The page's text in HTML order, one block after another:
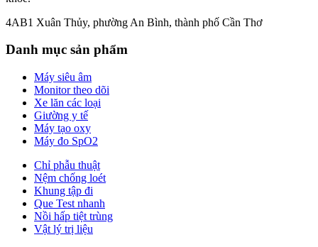
4AB1 Xuân Thủy, phường An Bình, thành phố Cần Thơ
Danh mục sản phẩm
Máy siêu âm
Monitor theo dõi
Xe lăn các loại
Giường y tế
Máy tạo oxy
Máy đo SpO2
Chỉ phẫu thuật
Nệm chống loét
Khung tập đi
Que Test nhanh
Nồi hấp tiệt trùng
Vật lý trị liệu